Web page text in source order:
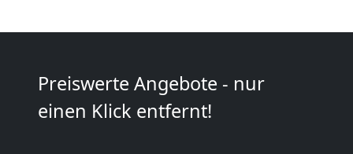
Preiswerte Angebote - nur
einen Klick entfernt!
Kunsttransport
Feldkirch